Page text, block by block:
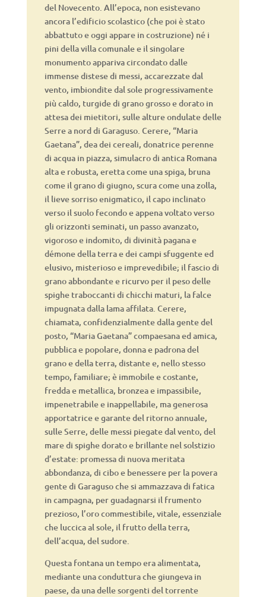
del Novecento. All’epoca, non esistevano
ancora l’edificio scolastico (che poi è stato
abbattuto e oggi appare in costruzione) né i
pini della villa comunale e il singolare
monumento appariva circondato dalle
immense distese di messi, accarezzate dal
vento, imbiondite dal sole progressivamente
più caldo, turgide di grano grosso e dorato in
attesa dei mietitori, sulle alture ondulate delle
Serre a nord di Garaguso. Cerere, “Maria
Gaetana”, dea dei cereali, donatrice perenne
di acqua in piazza, simulacro di antica Romana
alta e robusta, eretta come una spiga, bruna
come il grano di giugno, scura come una zolla,
il lieve sorriso enigmatico, il capo inclinato
verso il suolo fecondo e appena voltato verso
gli orizzonti seminati, un passo avanzato,
vigoroso e indomito, di divinità pagana e
démone della terra e dei campi sfuggente ed
elusivo, misterioso e imprevedibile; il fascio di
grano abbondante e ricurvo per il peso delle
spighe traboccanti di chicchi maturi, la falce
impugnata dalla lama affilata. Cerere,
chiamata, confidenzialmente dalla gente del
posto, “Maria Gaetana” compaesana ed amica,
pubblica e popolare, donna e padrona del
grano e della terra, distante e, nello stesso
tempo, familiare; è immobile e costante,
fredda e metallica, bronzea e impassibile,
impenetrabile e inappellabile, ma generosa
apportatrice e garante del ritorno annuale,
sulle Serre, delle messi piegate dal vento, del
mare di spighe dorato e brillante nel solstizio
d’estate: promessa di nuova meritata
abbondanza, di cibo e benessere per la povera
gente di Garaguso che si ammazzava di fatica
in campagna, per guadagnarsi il frumento
prezioso, l’oro commestibile, vitale, essenziale
che luccica al sole, il frutto della terra,
dell’acqua, del sudore.
Questa fontana un tempo era alimentata,
mediante una conduttura che giungeva in
paese, da una delle sorgenti del torrente